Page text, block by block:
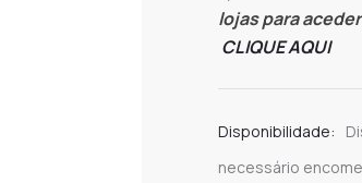
lojas para
CLIQUE AQUI
Disponibilidade:
necessário